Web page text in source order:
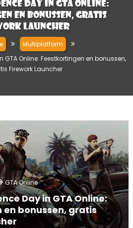
Day in GTA Online:
en bonussen, gratis
Launcher
Multiplatform
GTA Online: Feestkortingen en bonussen,
Firework Launcher
GTA Online
Day in GTA Online:
bonussen, gratis